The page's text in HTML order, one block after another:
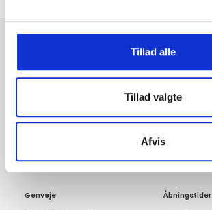
Tillad alle
Tillad valgte
Afvis
Tilmeld dig fashion news
Tilmeld
Genveje Åbningstider